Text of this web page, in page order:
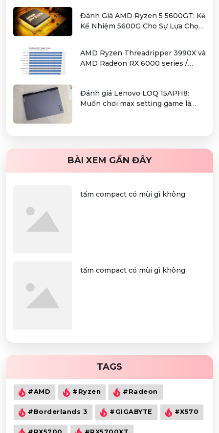
Đánh Giá AMD Ryzen 5 5600GT: Kẻ
Kế Nhiệm 5600G Cho Sự Lựa Chọn
AMD Ryzen Threadripper 3990X và
AMD Radeon RX 6000 series /
làm đồ hoạ chuyên nghiệp
Đánh giá Lenovo LOQ 15APH8:
Muốn chơi max setting game là
BÀI XEM GẦN ĐÂY
tấm compact có mùi gì không
tấm compact có mùi gì không
TAGS
#AMD #Ryzen #Radeon
#Borderlands 3 #GIGABYTE #X570